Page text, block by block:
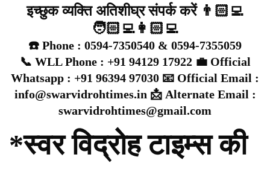
इच्छुक व्यक्ति अतिशीघ्र संपर्क करें 👨🏻‍💻
🧑🏻‍💻👩🏻‍💻
☎️ Phone : 0594-7350540 & 0594-7355059
📞 WLL Phone : +91 94129 17922 💼 Official
Whatsapp : +91 96394 97030 📧 Official Email :
info@swarvidrohtimes.in 📩 Alternate Email :
swarvidrohtimes@gmail.com
*स्वर विद्रोह टाइम्स की